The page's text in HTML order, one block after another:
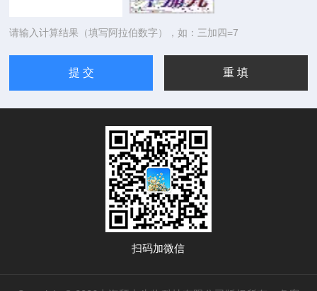
请输入计算结果（填写阿拉伯数字），如：三加四=7
扫码加微信